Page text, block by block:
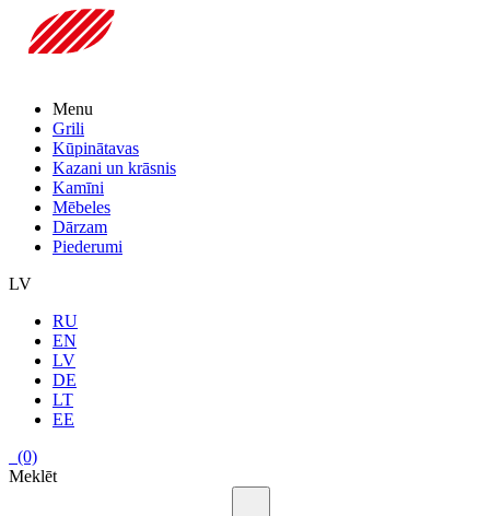
Menu
Grili
Kūpinātavas
Kazani un krāsnis
Kamīni
Mēbeles
Dārzam
Piederumi
LV
RU
EN
LV
DE
LT
EE
(0)
Meklēt